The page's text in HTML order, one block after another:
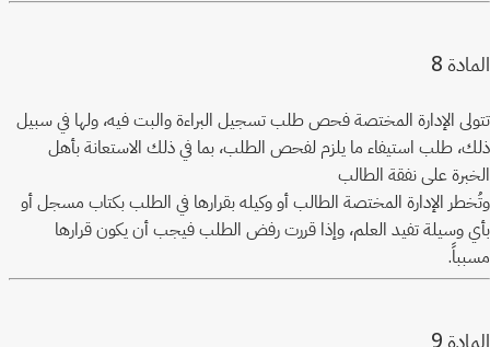
المادة 8
تتولى الإدارة المختصة فحص طلب تسجيل البراءة والبت فيه، ولها في سبيل
ذلك، طلب استيفاء ما يلزم لفحص الطلب، بما في ذلك الاستعانة بأهل
الخبرة على نفقة الطالب
وتُخطر الإدارة المختصة الطالب أو وكيله بقرارها في الطلب بكتاب مسجل أو
بأي وسيلة تفيد العلم، وإذا قررت رفض الطلب فيجب أن يكون قرارها
مسبباً.
المادة 9